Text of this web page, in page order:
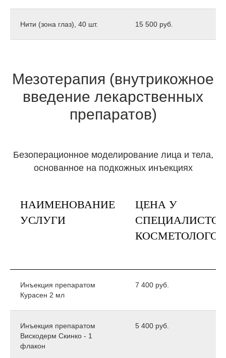
Нити (зона глаз), 40 шт. 15 500 руб.
Мезотерапия (внутрикожное
введение лекарственных
препаратов)
Безоперационное моделирование лица и тела,
основанное на подкожных инъекциях
НАИМЕНОВАНИЕ
УСЛУГИ
ЦЕНА У
КОСМЕТОЛОГОВ
Инъекция препаратом
Курасен 2 мл
7 400 руб.
Инъекция препаратом
Вискодерм Скинко - 1
флакон
5 400 руб.